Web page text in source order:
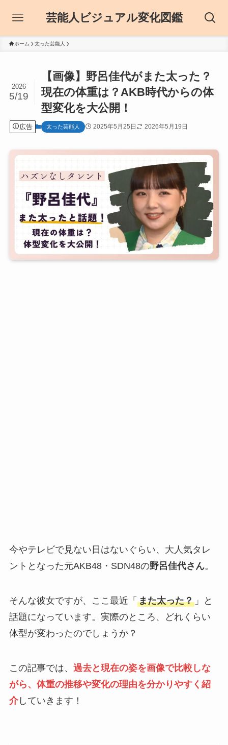
芸能人ビジュアル変化図鑑
ホーム 太った芸能人
【画像】野呂佳代がまた太った？
現在の体重は？AKB時代からの体
型変化を大公開！
2026
5/19
広告 太った芸能人 2025年5月25日 2026年5月19日
今やテレビで見ない日はないぐらい、大人気タレ
ントとなった元AKB48・SDN48の野呂佳代さん。
そんな彼女ですが、ここ最近「 また太った？」と
話題になっています。実際のところ、どれくらい
体型が変わったのでしょうか？
この記事では、 過去と現在の姿を画像で比較しな
がら、体重の推移や変化の理由を分かりやすく紹
介していきます！